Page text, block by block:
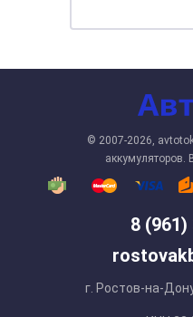
8
г. Ростов-на-
© 2007-2026,